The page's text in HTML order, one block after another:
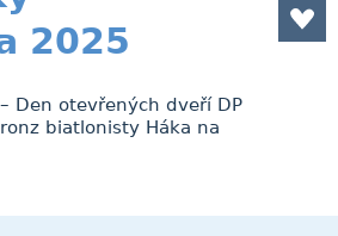
2025
Den otevřených dveří DP
biatlonisty Háka na